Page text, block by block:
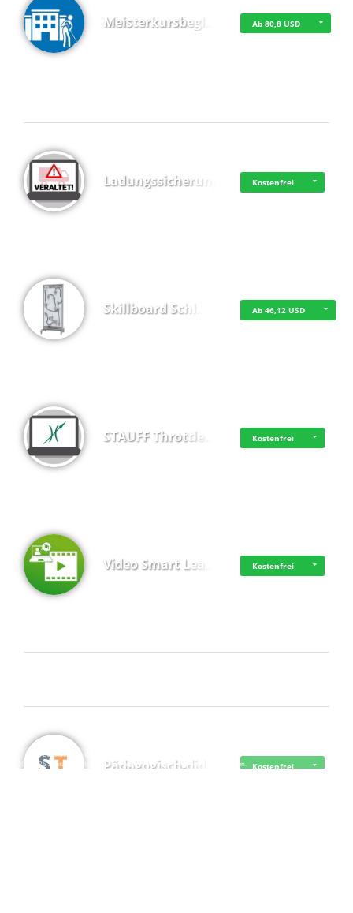
Meisterkursbegl… Ab 80,8 USD
Ladungssicherung Kostenfrei
Skillboard Schl… Ab 46,12 USD
STAUFF Throttle… Kostenfrei
Video Smart Lea… Kostenfrei
Pädagogisch-did… Kostenfrei
· ·Datenschutz ·
© 2016 - 2026 SupraTix GmbH oder Partnergesellschaften - Alle Rechte vorbehalten.